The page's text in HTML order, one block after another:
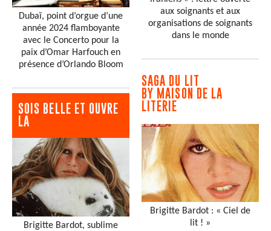
Dubaï, point d’orgue d’une
année 2024 flamboyante
avec le Concerto pour la
paix d’Omar Harfouch en
présence d’Orlando Bloom
SOIS BELLE ET OUVRE
LA
Brigitte Bardot, sublime
aux soignants et aux
organisations de soignants
dans le monde
SAGA DU LIT
BY MAISON DE LA
LITERIE
Brigitte Bardot : « Ciel de
lit ! »